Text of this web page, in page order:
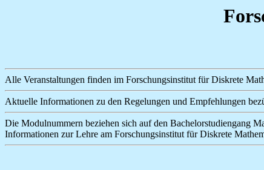
Alle Veranstaltungen finden im Forschungsinstitut für Diskrete
Aktuelle Informationen zu den Regelungen und Empfehlungen
Die Modulnummern beziehen sich auf den Bachelorstudiengang
Informationen zur Lehre am Forschungsinstitut für Diskrete